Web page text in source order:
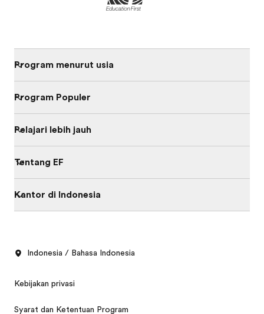
Program menurut usia
Program Populer
Pelajari lebih jauh
Tentang EF
Kantor di Indonesia
Indonesia / Bahasa Indonesia
Kebijakan privasi
Syarat dan Ketentuan Program